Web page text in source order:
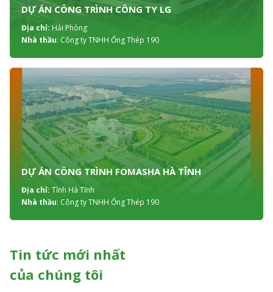
DỰ ÁN CÔNG TRÌNH CÔNG TY LG
Địa chỉ: Hải Phòng
Nhà thầu: Công ty TNHH Ống Thép 190
DỰ ÁN CÔNG TRÌNH FOMASHA HÀ TĨNH
Địa chỉ: Tỉnh Hà Tĩnh
Nhà thầu: Công ty TNHH Ống Thép 190
Tin tức mới nhất
của chúng tôi